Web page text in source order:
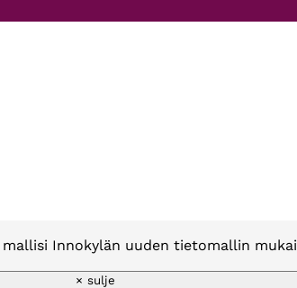
Innokylän uuden tietomallin
× sulje